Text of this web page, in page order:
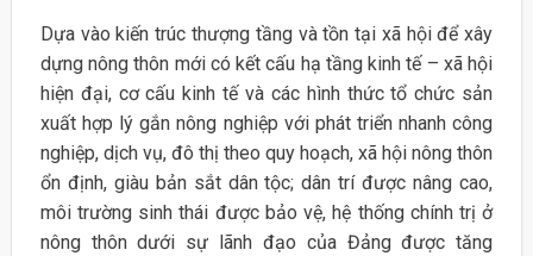
Dựa vào kiến trúc thượng tầng và tồn tại xã hội để xây
dựng nông thôn mới có kết cấu hạ tầng kinh tế – xã hội
hiện đại, cơ cấu kinh tế và các hình thức tổ chức sản
xuất hợp lý gắn nông nghiệp với phát triển nhanh công
nghiệp, dịch vụ, đô thị theo quy hoạch, xã hội nông thôn
ổn định, giàu bản sắt dân tộc; dân trí được nâng cao,
môi trường sinh thái được bảo vệ, hệ thống chính trị ở
nông thôn dưới sự lãnh đạo của Đảng được tăng